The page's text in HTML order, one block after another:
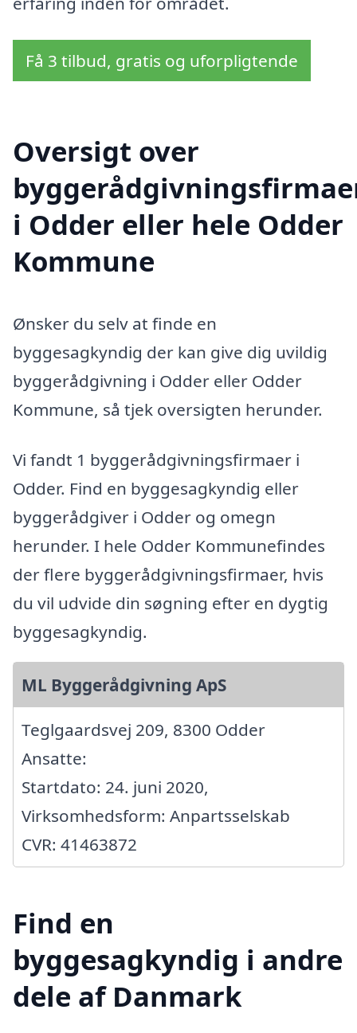
Få 3 tilbud, gratis og uforpligtende
Oversigt over
i Odder eller hele Odder
Kommune
Ønsker du selv at finde en
byggesagkyndig der kan give dig uvildig
byggerådgivning i Odder eller Odder
Kommune, så tjek oversigten herunder.
Vi fandt 1 byggerådgivningsfirmaer i
Odder. Find en byggesagkyndig eller
byggerådgiver i Odder og omegn
herunder. I hele Odder Kommunefindes
der flere byggerådgivningsfirmaer, hvis
du vil udvide din søgning efter en dygtig
byggesagkyndig.
ML Byggerådgivning ApS
Teglgaardsvej 209, 8300 Odder
Ansatte:
Startdato: 24. juni 2020,
Virksomhedsform: Anpartsselskab
CVR: 41463872
Find en
byggesagkyndig i andre
dele af Danmark